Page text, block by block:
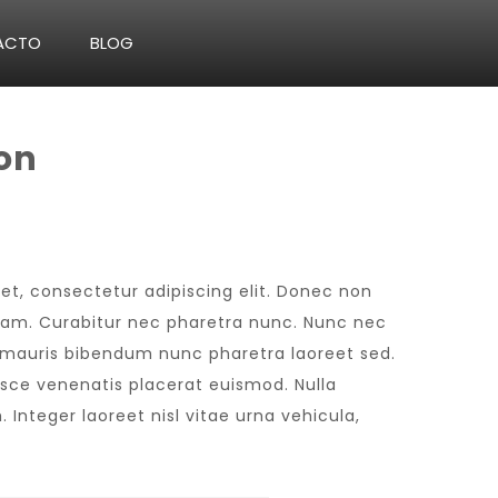
BLOG
consectetur adipiscing elit. Donec non
Curabitur nec pharetra nunc. Nunc nec
bibendum nunc pharetra laoreet sed.
venenatis placerat euismod. Nulla
Integer laoreet nisl vitae urna vehicula,